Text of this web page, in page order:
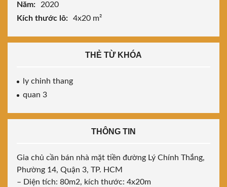
Năm:
2020
Kích thước lô:
4x20 m²
THẺ TỪ KHÓA
ly chinh thang
quan 3
THÔNG TIN
Gia chủ cần bán nhà mặt tiền đường Lý Chính Thắng,
Phường 14, Quận 3, TP. HCM
– Diện tích: 80m2, kích thước: 4x20m